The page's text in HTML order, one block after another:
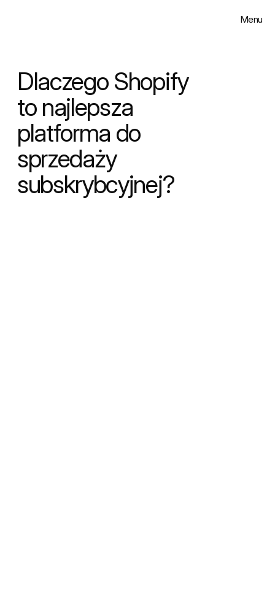
Menu
Realizacje
Insighty
O nas
Kontakt
Dlaczego Shopify
to najlepsza
platforma do
sprzedaży
subskrybcyjnej?